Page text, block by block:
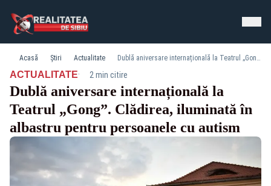
Acasă Știri Actualitate Dublă aniversare internațională la Teatrul „Gong”. Clădirea, iluminată în albastru pentru persoanele cu autism
ACTUALITATE· 2 min citire
Dublă aniversare internațională la
Teatrul „Gong”. Clădirea, iluminată în
albastru pentru persoanele cu autism